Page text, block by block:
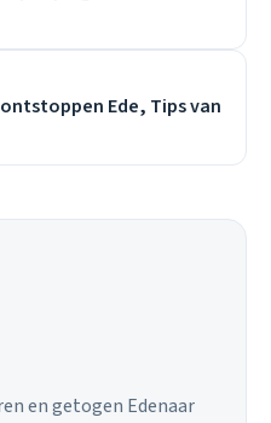
Ede, Tips van
en getogen Edenaar